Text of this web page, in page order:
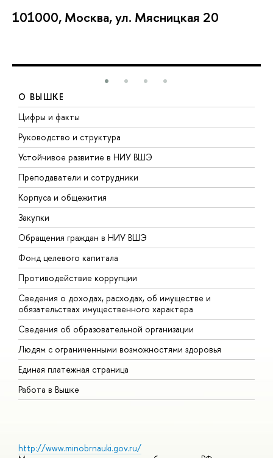
101000, Москва, ул. Мясницкая 20
О ВЫШКЕ
Цифры и факты
Руководство и структура
Устойчивое развитие в НИУ ВШЭ
Преподаватели и сотрудники
Корпуса и общежития
Закупки
Обращения граждан в НИУ ВШЭ
Фонд целевого капитала
Противодействие коррупции
Сведения о доходах, расходах, об имуществе и
обязательствах имущественного характера
Сведения об образовательной организации
Людям с ограниченными возможностями здоровья
Единая платежная страница
Работа в Вышке
http://www.minobrnauki.gov.ru/